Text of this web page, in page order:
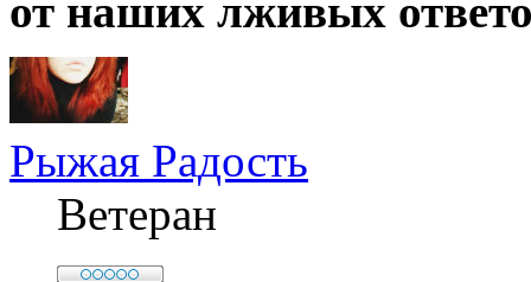
от наших лживых
Рыжая Радость
Ветеран